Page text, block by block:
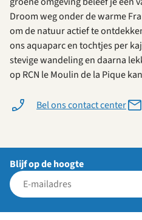
Droom weg onder de warme
om de natuur actief te
ons aquaparc en tochtjes per
stevige wandeling en daarna
op RCN le Moulin de la Pique
Bel ons contact center
Blijf op de hoogte